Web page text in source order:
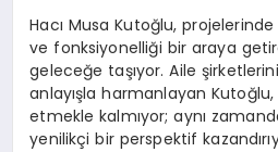
Hacı Musa Kutoğlu,
ve fonksiyonelliği bir araya
geleceğe taşıyor. Aile
anlayışla harmanlayan
etmekle kalmıyor; aynı
yenilikçi bir perspektif